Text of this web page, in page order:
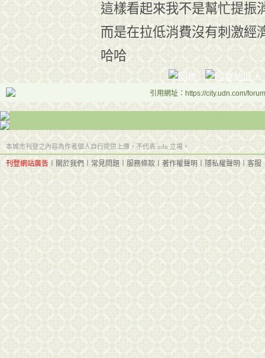
這樣看起來我不是幫忙提振
而是在拉低消費沒有刺激經
哈哈
引用網址：https://city.udn.com/
本城市刊登之內容為作者個人自行提供上傳，不代表 udn 立場。
刊登網站廣告︱關於我們︱常見問題︱服務條款︱著作權聲明︱隱私權聲明︱客服